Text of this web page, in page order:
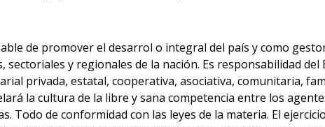
de promover el desarrol o integral del país y como
sectoriales y regionales de la nación. Es responsabilidad
privada, estatal, cooperativa, asociativa, comunitaria,
la cultura de la libre y sana competencia entre los
Todo de conformidad con las leyes de la materia. El